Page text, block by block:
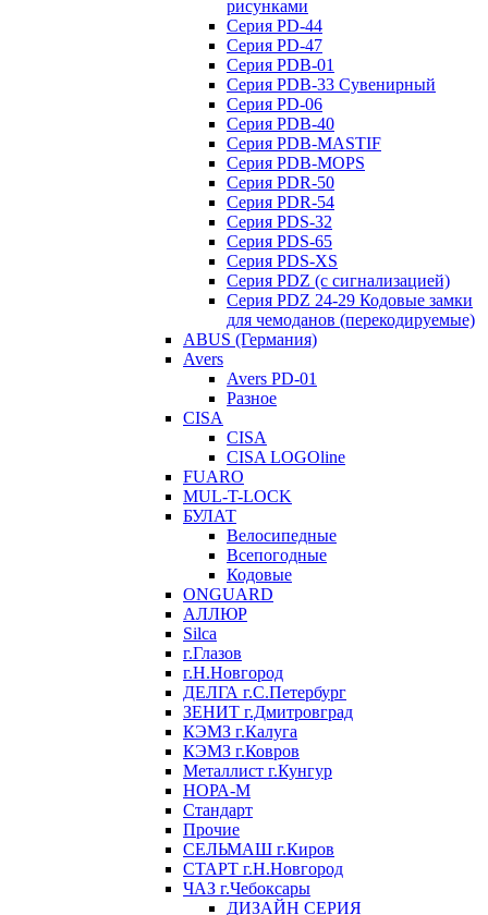
рисунками
Серия PD-44
Серия PD-47
Серия PDB-01
Серия PDB-33 Сувенирный
Серия PD-06
Серия PDB-40
Серия PDB-MASTIF
Серия PDB-MOPS
Серия PDR-50
Серия PDR-54
Серия PDS-32
Серия PDS-65
Серия PDS-XS
Серия PDZ (с сигнализацией)
Серия PDZ 24-29 Кодовые замки
для чемоданов (перекодируемые)
ABUS (Германия)
Avers
Avers PD-01
Разное
CISA
CISA
CISA LOGOline
FUARO
MUL-T-LOCK
БУЛАТ
Велосипедные
Всепогодные
Кодовые
ONGUARD
АЛЛЮР
Silca
г.Глазов
г.Н.Новгород
ДЕЛГА г.С.Петербург
ЗЕНИТ г.Дмитровград
КЭМЗ г.Калуга
КЭМЗ г.Ковров
Металлист г.Кунгур
НОРА-М
Стандарт
Прочие
СЕЛЬМАШ г.Киров
СТАРТ г.Н.Новгород
ЧАЗ г.Чебоксары
ДИЗАЙН СЕРИЯ